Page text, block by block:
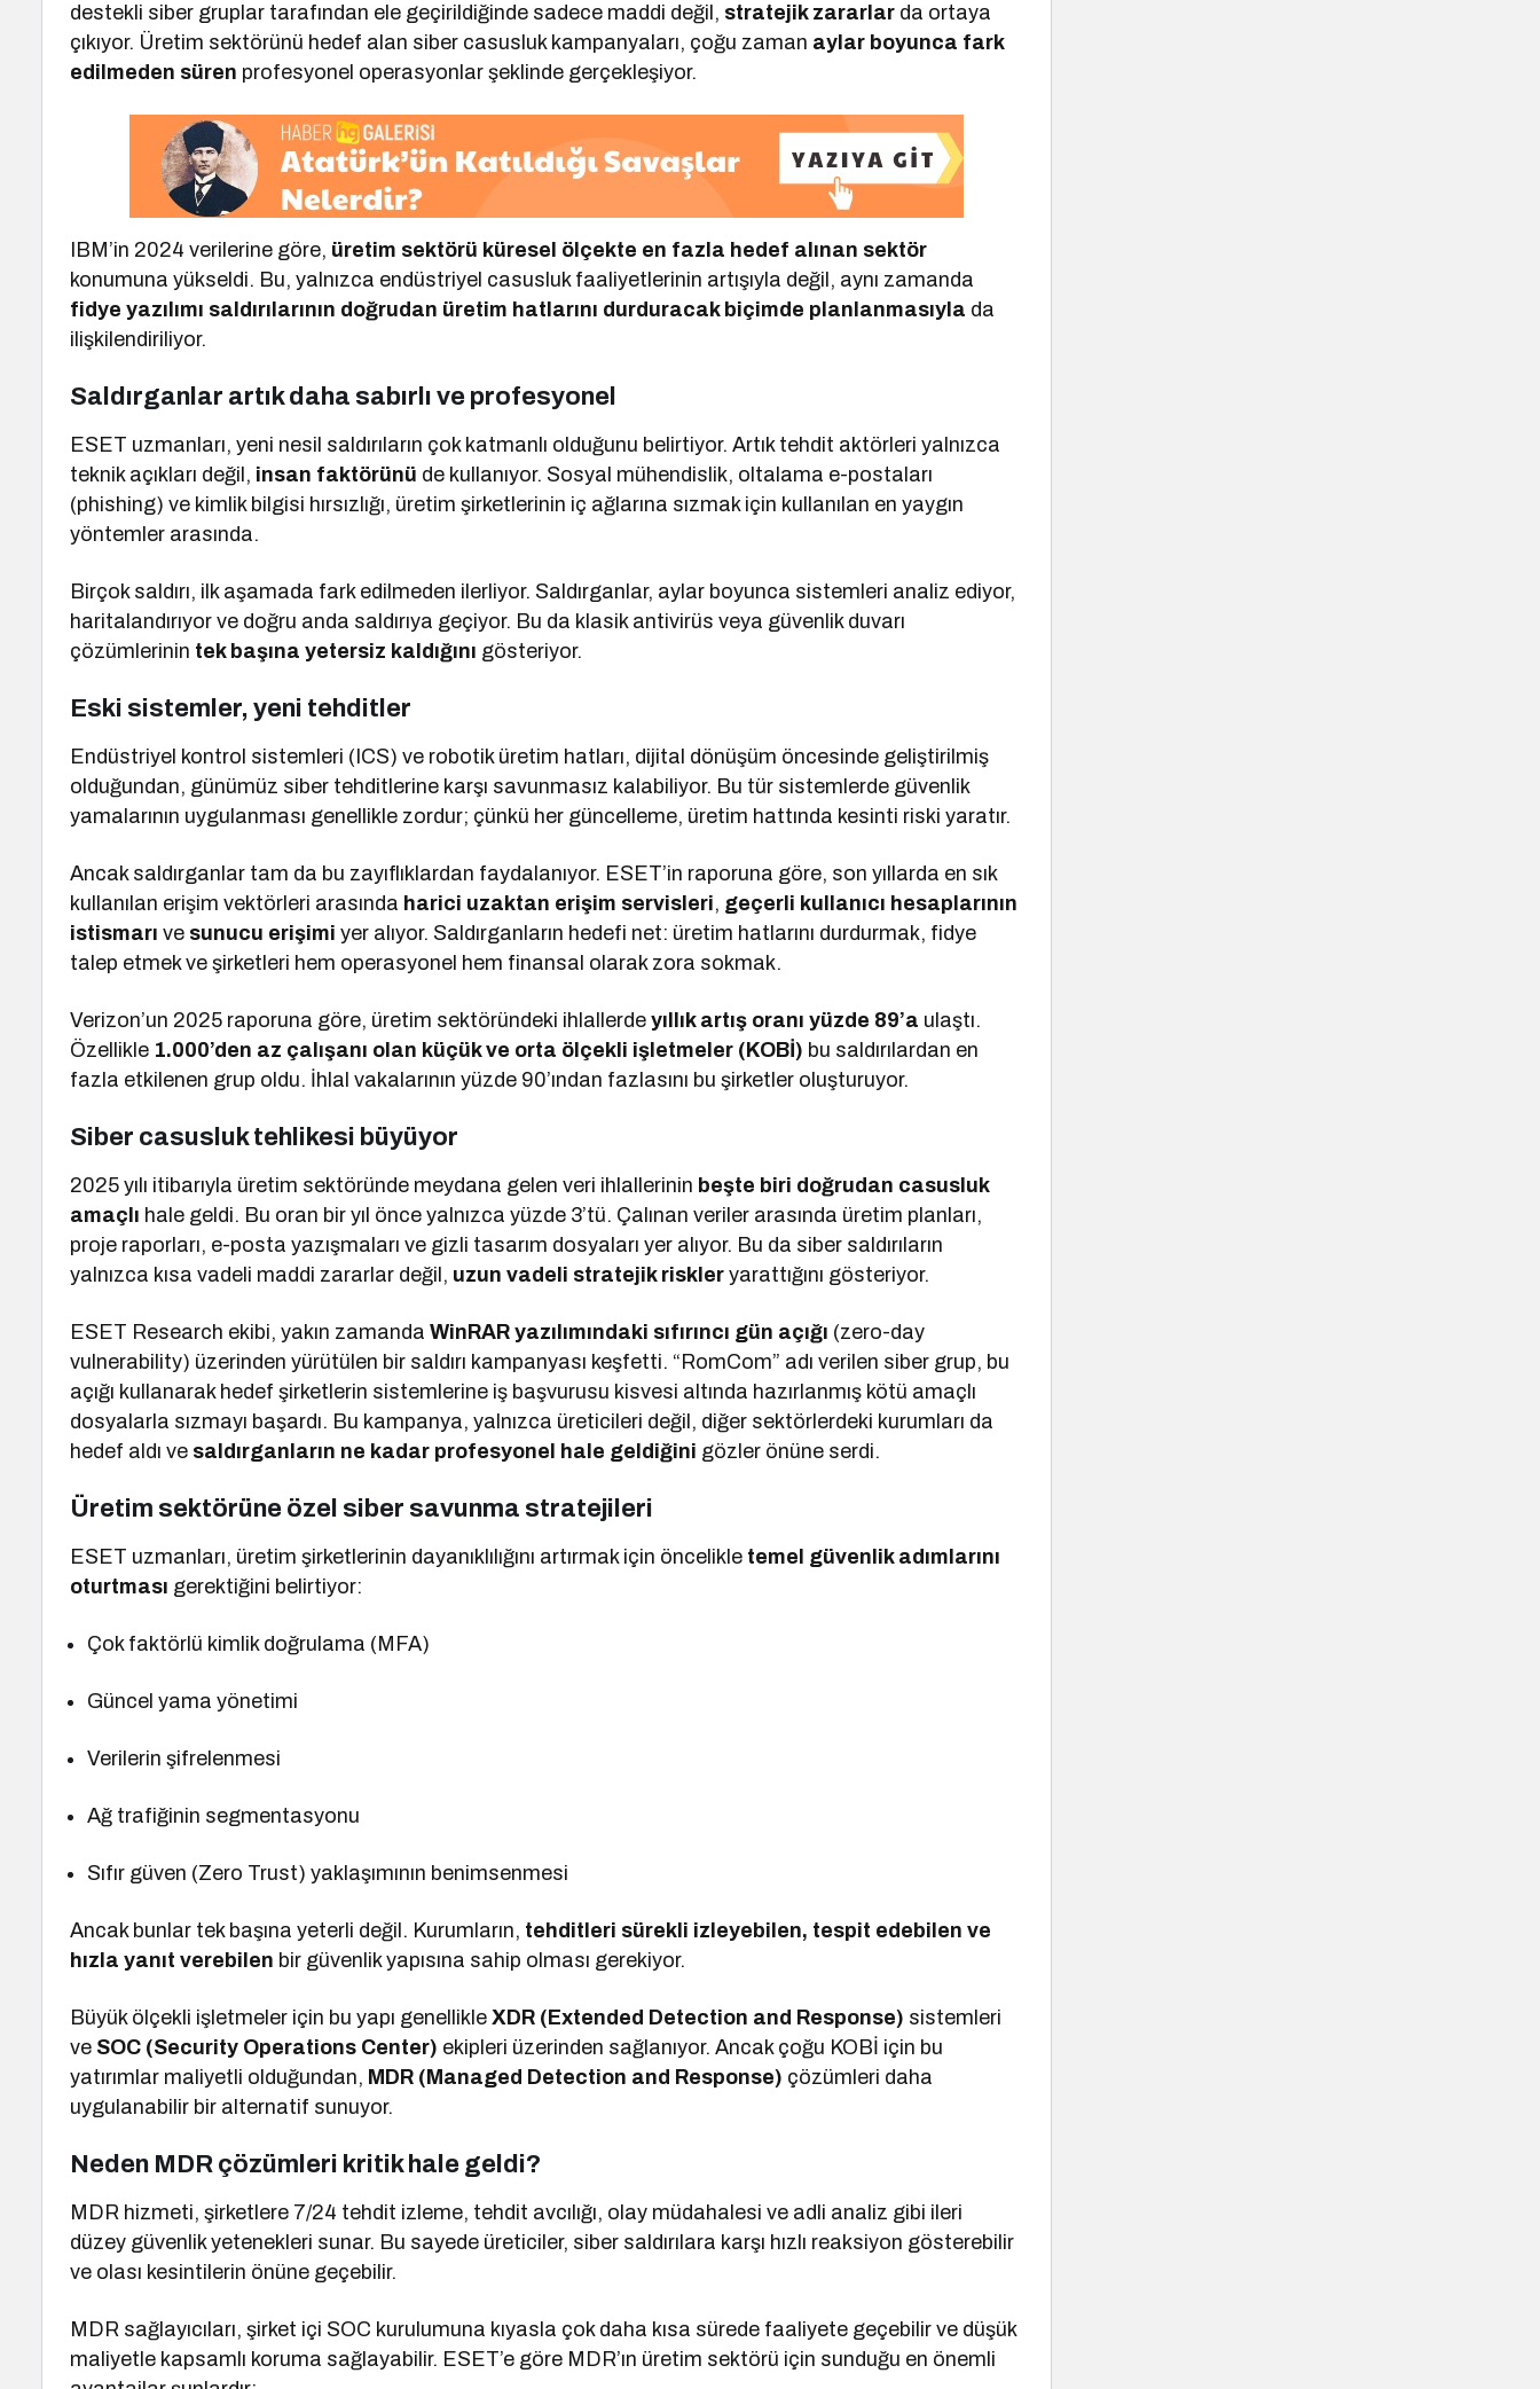
destekli siber gruplar tarafından ele geçirildiğinde sadece maddi değil, stratejik zararlar da ortaya
çıkıyor. Üretim sektörünü hedef alan siber casusluk kampanyaları, çoğu zaman aylar boyunca fark
edilmeden süren profesyonel operasyonlar şeklinde gerçekleşiyor.
IBM’in 2024 verilerine göre, üretim sektörü küresel ölçekte en fazla hedef alınan sektör
konumuna yükseldi. Bu, yalnızca endüstriyel casusluk faaliyetlerinin artışıyla değil, aynı zamanda
fidye yazılımı saldırılarının doğrudan üretim hatlarını durduracak biçimde planlanmasıyla da
ilişkilendiriliyor.
Saldırganlar artık daha sabırlı ve profesyonel
ESET uzmanları, yeni nesil saldırıların çok katmanlı olduğunu belirtiyor. Artık tehdit aktörleri yalnızca
teknik açıkları değil, insan faktörünü de kullanıyor. Sosyal mühendislik, oltalama e-postaları
(phishing) ve kimlik bilgisi hırsızlığı, üretim şirketlerinin iç ağlarına sızmak için kullanılan en yaygın
yöntemler arasında.
Birçok saldırı, ilk aşamada fark edilmeden ilerliyor. Saldırganlar, aylar boyunca sistemleri analiz ediyor,
haritalandırıyor ve doğru anda saldırıya geçiyor. Bu da klasik antivirüs veya güvenlik duvarı
çözümlerinin tek başına yetersiz kaldığını gösteriyor.
Eski sistemler, yeni tehditler
Endüstriyel kontrol sistemleri (ICS) ve robotik üretim hatları, dijital dönüşüm öncesinde geliştirilmiş
olduğundan, günümüz siber tehditlerine karşı savunmasız kalabiliyor. Bu tür sistemlerde güvenlik
yamalarının uygulanması genellikle zordur; çünkü her güncelleme, üretim hattında kesinti riski yaratır.
Ancak saldırganlar tam da bu zayıflıklardan faydalanıyor. ESET’in raporuna göre, son yıllarda en sık
kullanılan erişim vektörleri arasında harici uzaktan erişim servisleri, geçerli kullanıcı hesaplarının
istismarı ve sunucu erişimi yer alıyor. Saldırganların hedefi net: üretim hatlarını durdurmak, fidye
talep etmek ve şirketleri hem operasyonel hem finansal olarak zora sokmak.
Verizon’un 2025 raporuna göre, üretim sektöründeki ihlallerdeyıllık artış oranı yüzde 89’a ulaştı.
Özellikle 1.000’den az çalışanı olan küçük ve orta ölçekli işletmeler (KOBİ) bu saldırılardan en
fazla etkilenen grup oldu. İhlal vakalarının yüzde 90’ından fazlasını bu şirketler oluşturuyor.
Siber casusluk tehlikesi büyüyor
2025 yılı itibarıyla üretim sektöründe meydana gelen veri ihlallerinin beşte biri doğrudan casusluk
amaçlı hale geldi. Bu oran bir yıl önce yalnızca yüzde 3’tü. Çalınan veriler arasında üretim planları,
proje raporları, e-posta yazışmaları ve gizli tasarım dosyaları yer alıyor. Bu da siber saldırıların
yalnızca kısa vadeli maddi zararlar değil, uzun vadeli stratejik riskler yarattığını gösteriyor.
ESET Research ekibi, yakın zamandaWinRAR yazılımındaki sıfırıncı gün açığı (zero-day
vulnerability) üzerinden yürütülen bir saldırı kampanyası keşfetti. “RomCom” adı verilen siber grup, bu
açığı kullanarak hedef şirketlerin sistemlerine iş başvurusu kisvesi altında hazırlanmış kötü amaçlı
dosyalarla sızmayı başardı. Bu kampanya, yalnızca üreticileri değil, diğer sektörlerdeki kurumları da
hedef aldı ve saldırganların ne kadar profesyonel hale geldiğini gözler önüne serdi.
Üretim sektörüne özel siber savunma stratejileri
ESET uzmanları, üretim şirketlerinin dayanıklılığını artırmak için öncelikle temel güvenlik adımlarını
oturtması gerektiğini belirtiyor:
Çok faktörlü kimlik doğrulama (MFA)
Güncel yama yönetimi
Verilerin şifrelenmesi
Ağ trafiğinin segmentasyonu
Sıfır güven (Zero Trust) yaklaşımının benimsenmesi
Ancak bunlar tek başına yeterli değil. Kurumların, tehditleri sürekli izleyebilen, tespit edebilen ve
hızla yanıt verebilen bir güvenlik yapısına sahip olması gerekiyor.
Büyük ölçekli işletmeler için bu yapı genellikleXDR (Extended Detection and Response) sistemleri
ve SOC (Security Operations Center) ekipleri üzerinden sağlanıyor. Ancak çoğu KOBİ için bu
yatırımlar maliyetli olduğundan, MDR (Managed Detection and Response) çözümleri daha
uygulanabilir bir alternatif sunuyor.
Neden MDR çözümleri kritik hale geldi?
MDR hizmeti, şirketlere 7/24 tehdit izleme, tehdit avcılığı, olay müdahalesi ve adli analiz gibi ileri
düzey güvenlik yetenekleri sunar. Bu sayede üreticiler, siber saldırılara karşı hızlı reaksiyon gösterebilir
ve olası kesintilerin önüne geçebilir.
MDR sağlayıcıları, şirket içi SOC kurulumuna kıyasla çok daha kısa sürede faaliyete geçebilir ve düşük
maliyetle kapsamlı koruma sağlayabilir. ESET’e göre MDR’ın üretim sektörü için sunduğu en önemli